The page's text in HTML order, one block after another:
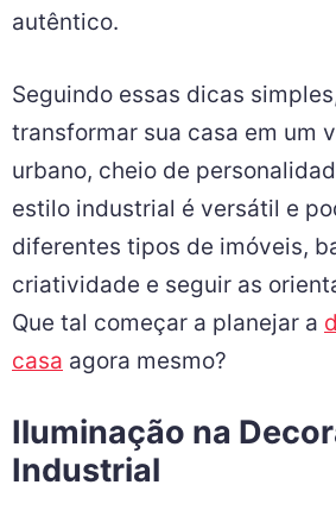
autêntico.
Seguindo essas dicas
transformar sua casa em um
urbano, cheio de
estilo industrial é versátil e
diferentes tipos de imóveis,
criatividade e seguir as
Que tal começar a planejar a
casa agora mesmo?
Iluminação na
Industrial